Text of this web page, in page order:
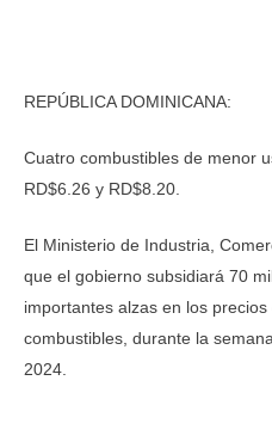
REPÚBLICA DOMINICANA:
Cuatro combustibles de menor
RD$6.26 y RD$8.20.
El Ministerio de Industria,
que el gobierno subsidiará 70
importantes alzas en los
combustibles, durante la
2024.